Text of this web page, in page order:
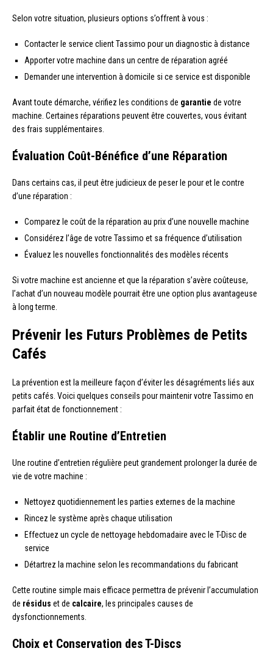
Selon votre situation, plusieurs options s’offrent à vous :
Contacter le service client Tassimo pour un diagnostic à distance
Apporter votre machine dans un centre de réparation agréé
Demander une intervention à domicile si ce service est disponible
Avant toute démarche, vérifiez les conditions de garantie de votre
machine. Certaines réparations peuvent être couvertes, vous évitant
des frais supplémentaires.
Évaluation Coût-Bénéfice d’une Réparation
Dans certains cas, il peut être judicieux de peser le pour et le contre
d’une réparation :
Comparez le coût de la réparation au prix d’une nouvelle machine
Considérez l’âge de votre Tassimo et sa fréquence d’utilisation
Évaluez les nouvelles fonctionnalités des modèles récents
Si votre machine est ancienne et que la réparation s’avère coûteuse,
l’achat d’un nouveau modèle pourrait être une option plus avantageuse
à long terme.
Prévenir les Futurs Problèmes de Petits
Cafés
La prévention est la meilleure façon d’éviter les désagréments liés aux
petits cafés. Voici quelques conseils pour maintenir votre Tassimo en
parfait état de fonctionnement :
Établir une Routine d’Entretien
Une routine d’entretien régulière peut grandement prolonger la durée de
vie de votre machine :
Nettoyez quotidiennement les parties externes de la machine
Rincez le système après chaque utilisation
Effectuez un cycle de nettoyage hebdomadaire avec le T-Disc de
service
Détartrez la machine selon les recommandations du fabricant
Cette routine simple mais efficace permettra de prévenir l’accumulation
de résidus et de calcaire, les principales causes de
dysfonctionnements.
Choix et Conservation des T-Discs